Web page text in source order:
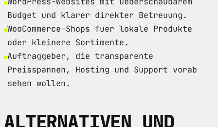
Budget und klarer direkter Betreuung.
WooCommerce-Shops fuer lokale Produkte
oder kleinere Sortimente.
Auftraggeber, die transparente
Preisspannen, Hosting und Support vorab
sehen wollen.
ALTERNATIVEN UND